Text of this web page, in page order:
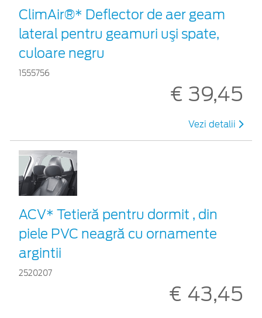
ClimAir®* Deflector de aer geam
lateral pentru geamuri uşi spate,
culoare negru
1555756
€ 39,45
Vezi detalii
ACV* Tetieră pentru dormit , din
piele PVC neagră cu ornamente
argintii
2520207
€ 43,45